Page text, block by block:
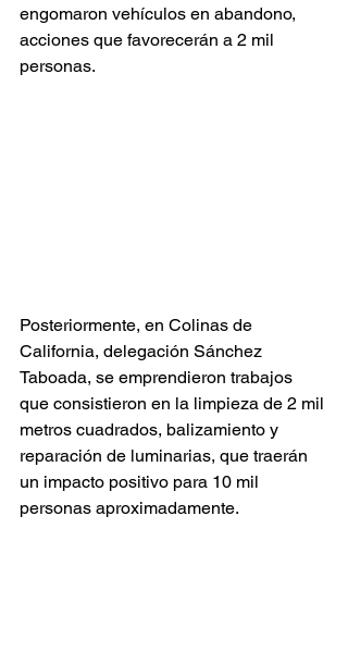
engomaron vehículos en abandono,
acciones que favorecerán a 2 mil
personas.
Posteriormente, en Colinas de
California, delegación Sánchez
Taboada, se emprendieron trabajos
que consistieron en la limpieza de 2 mil
metros cuadrados, balizamiento y
reparación de luminarias, que traerán
un impacto positivo para 10 mil
personas aproximadamente.